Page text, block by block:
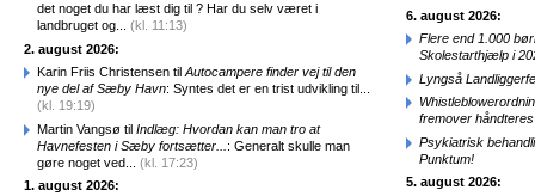
det noget du har læst dig til ? Har du selv været i
landbruget og... (kl. 11:13)
2. august 2026:
Karin Friis Christensen til Autocampere finder vej til den
nye del af Sæby Havn: Syntes det er en trist udvikling til...
(kl. 19:19)
Martin Vangsø til Indlæg: Hvordan kan man tro at
Havnefesten i Sæby fortsætter... : Generalt skulle man
gøre noget ved... (kl. 17:23)
1. august 2026:
6. august 2026:
Flere end 1.000
Skolestarthjælp i
Lyngså
fremover
Psykiatrisk
Punktum!
5. august 2026: